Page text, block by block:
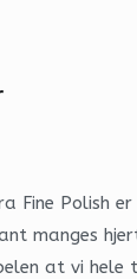
Fine
manges
at vi